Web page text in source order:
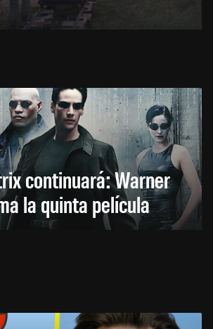
continuará: Warner
la quinta película